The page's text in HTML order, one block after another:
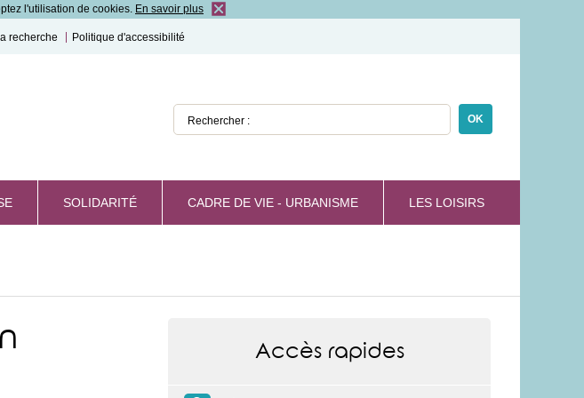
l'utilisation de cookies. En savoir plus
recherche Politique d'accessibilité
Rechercher :
SOLIDARITÉ CADRE DE VIE - URBANISME LES LOISIRS
Accès rapides